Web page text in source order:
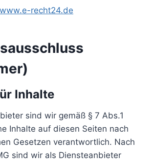
recht24.de
Inhalte
sind wir gemäß § 7 Abs.1
Inhalte auf diesen Seiten nach
Gesetzen verantwortlich. Nach
sind wir als Diensteanbieter